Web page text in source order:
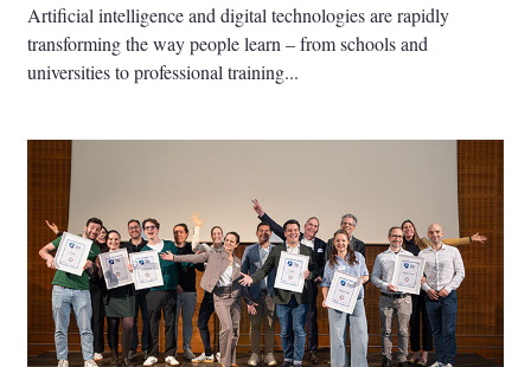
Artificial intelligence and digital technologies are rapidly
transforming the way people learn – from schools and
universities to professional training